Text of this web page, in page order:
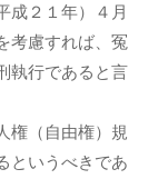
成２１年）４月
考慮すれば、冤
執行であると言
権（自由権）規
というべきであ